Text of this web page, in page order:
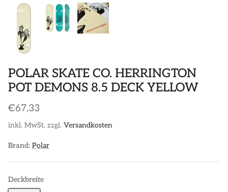
POLAR SKATE CO. HERRINGTON
POT DEMONS 8.5 DECK YELLOW
€67,33
inkl. MwSt. zzgl. Versandkosten
Brand: Polar
Deckbreite